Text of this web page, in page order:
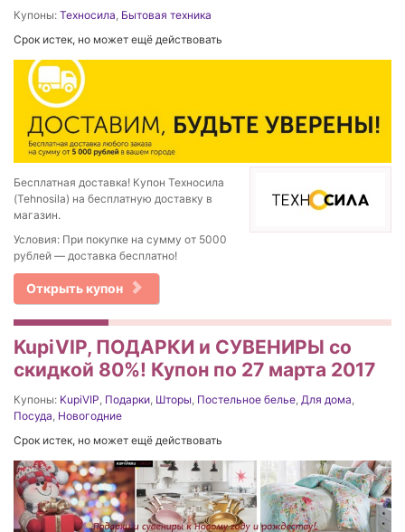
Купоны: Техносила, Бытовая техника
Срок истек, но может ещё действовать
Бесплатная доставка! Купон Техносила
(Tehnosila) на бесплатную доставку в
магазин.
Условия: При покупке на сумму от 5000
рублей — доставка бесплатно!
Открыть купон
KupiVIP, ПОДАРКИ и СУВЕНИРЫ со
скидкой 80%! Купон по 27 марта 2017
Купоны: KupiVIP, Подарки, Шторы, Постельное белье, Для дома,
Посуда, Новогодние
Срок истек, но может ещё действовать